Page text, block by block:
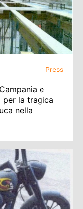
Press
e
per la tragica
nella